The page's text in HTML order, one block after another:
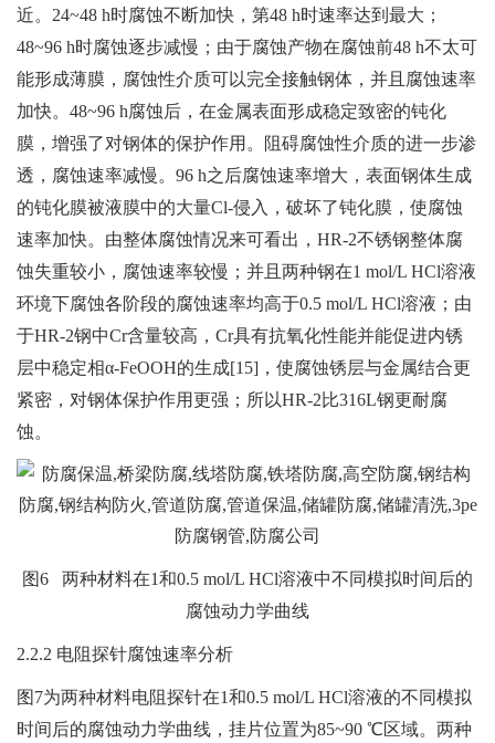
近。24~48 h时腐蚀不断加快，第48 h时速率达到最大；
48~96 h时腐蚀逐步减慢；由于腐蚀产物在腐蚀前48 h不太可
能形成薄膜，腐蚀性介质可以完全接触钢体，并且腐蚀速率
加快。48~96 h腐蚀后，在金属表面形成稳定致密的钝化
膜，增强了对钢体的保护作用。阻碍腐蚀性介质的进一步渗
透，腐蚀速率减慢。96 h之后腐蚀速率增大，表面钢体生成
的钝化膜被液膜中的大量Cl-侵入，破坏了钝化膜，使腐蚀
速率加快。由整体腐蚀情况来可看出，HR-2不锈钢整体腐
蚀失重较小，腐蚀速率较慢；并且两种钢在1 mol/L HCl溶液
环境下腐蚀各阶段的腐蚀速率均高于0.5 mol/L HCl溶液；由
于HR-2钢中Cr含量较高，Cr具有抗氧化性能并能促进内锈
层中稳定相α-FeOOH的生成[15]，使腐蚀锈层与金属结合更
紧密，对钢体保护作用更强；所以HR-2比316L钢更耐腐
蚀。
图6 两种材料在1和0.5 mol/L HCl溶液中不同模拟时间后的
腐蚀动力学曲线
2.2.2 电阻探针腐蚀速率分析
图7为两种材料电阻探针在1和0.5 mol/L HCl溶液的不同模拟
时间后的腐蚀动力学曲线，挂片位置为85~90 ℃区域。两种